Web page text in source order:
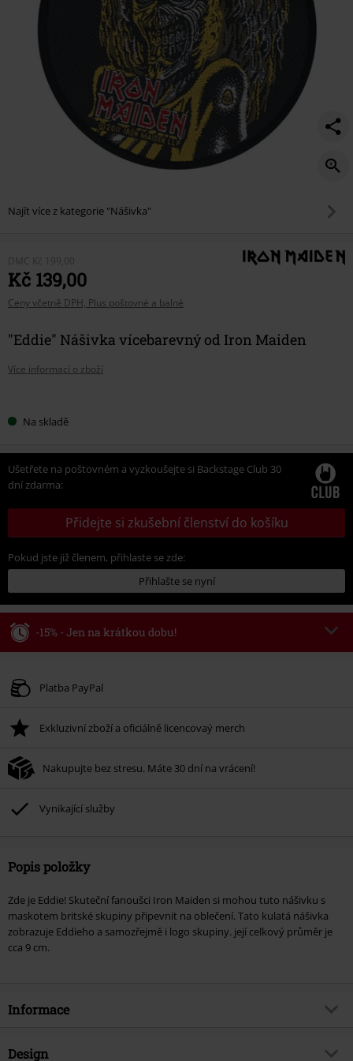
Najít více z kategorie "Nášivka"
DMC Kč 199,00
Kč 139,00
Ceny včetně DPH, Plus poštovné a balné
"Eddie" Nášivka vícebarevný od Iron Maiden
Více informací o zboží
si Na skladě
Ušetřete na poštovném a vyzkoušejte si Backstage Club 30
dní zdarma:
Přidejte si zkušební členství do košíku
Pokud jste již členem, přihlaste se zde:
Přihlašte se nyní
-15% - Jen na krátkou dobu!
Platné do 8/9/26
Po zadání kódu v košíku, se sleva uplatní automaticky.
Nelze kombinovat s jinými akciovými kódy. Sleva se nevztahuje na: knihy,
média, vstupenky, Rammstein, (Till) Lindemann, Böhse Onkelz, Broilers, Die
podpoříte nadaci.
Platba PayPal
Exkluzivní zboží a oficiálně licencovaý merch
Nakupujte bez stresu. Máte 30 dní na vrácení!
Vynikající služby
Popis položky
Zde je Eddie! Skuteční fanoušci Iron Maiden si mohou tuto nášivku s
maskotem britské skupiny připevnit na oblečení. Tato kulatá nášivka
zobrazuje Eddieho a samozřejmě i logo skupiny. její celkový průměr je
cca 9 cm.
Informace
Zboží č.
Design